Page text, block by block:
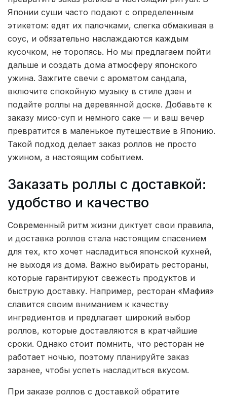
Японии суши часто подают с определенным
этикетом: едят их палочками, слегка обмакивая в
соус, и обязательно наслаждаются каждым
кусочком, не торопясь. Но мы предлагаем пойти
дальше и создать дома атмосферу японского
ужина. Зажгите свечи с ароматом сандала,
включите спокойную музыку в стиле дзен и
подайте роллы на деревянной доске. Добавьте к
заказу мисо-суп и немного саке — и ваш вечер
превратится в маленькое путешествие в Японию.
Такой подход делает заказ роллов не просто
ужином, а настоящим событием.
Заказать роллы с доставкой:
удобство и качество
Современный ритм жизни диктует свои правила,
и доставка роллов стала настоящим спасением
для тех, кто хочет насладиться японской кухней,
не выходя из дома. Важно выбирать рестораны,
которые гарантируют свежесть продуктов и
быструю доставку. Например, ресторан «Мафия»
славится своим вниманием к качеству
ингредиентов и предлагает широкий выбор
роллов, которые доставляются в кратчайшие
сроки. Однако стоит помнить, что ресторан не
работает ночью, поэтому планируйте заказ
заранее, чтобы успеть насладиться вкусом.
При заказе роллов с доставкой обратите